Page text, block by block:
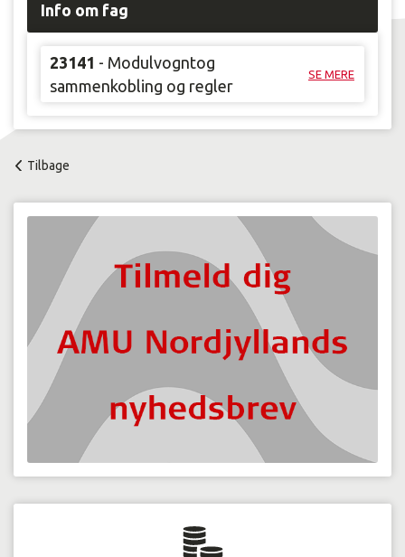
Info om fag
23141 - Modulvogntog
sammenkobling og regler
SE MERE
Tilbage